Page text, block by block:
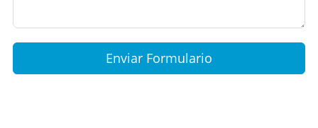
Enviar Formulario